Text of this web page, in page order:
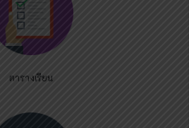
ตารางเรียน